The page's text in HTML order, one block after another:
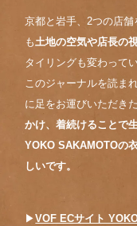
京都と岩手、2つの店
も土地の空気や店長の
タイリングも変わって
このジャーナルを読ま
に足をお運びいただき
かけ、着続けることで
YOKO SAKAMOTOの
しいです。
▶︎VOF ECサイト